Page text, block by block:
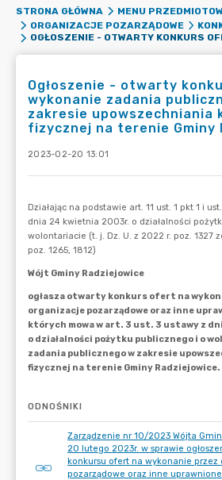
STRONA GŁÓWNA
MENU
ORGANIZACJE POZARZĄDOWE
Ogłoszenie - otwarty
wykonanie zadania
zakresie upowszechniania
fizycznej na terenie Gminy
2023-02-20 13:01
ODNOŚNIKI
Zarządzenie nr 10/2023 Wójta
20 lutego 2023r. w sprawie
konkursu ofert na wykonanie przez
pozarządowe oraz inne